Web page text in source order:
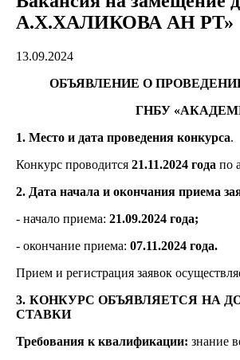
А.Х.ХАЛИКОВА АН РТ»
13.09.2024
ОБЪЯВЛЕНИЕ О
ГНБУ
1. Место и дата проведения конкурса.
Конкурс проводится 21.11.2024 года по
2. Дата начала и окончания приема
- начало приема: 21.09.2024 года;
- окончание приема: 07.11.2024 года.
Прием и регистрация заявок
3. КОНКУРС ОБЪЯВЛЯЕТСЯ НА
СТАВКИ
Требования к квалификации: знание